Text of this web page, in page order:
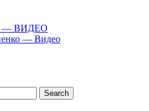
— ВИДЕО
— Видео
Search